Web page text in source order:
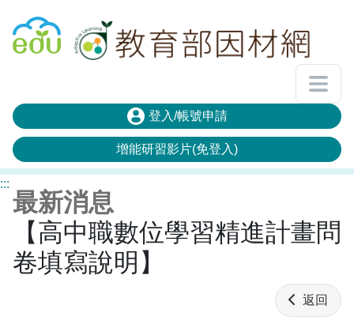
回教育雲首頁
登入/帳號申請
增能研習影片(免登入)
:::
最新消息
【高中職數位學習精進計畫問
卷填寫說明】
返回